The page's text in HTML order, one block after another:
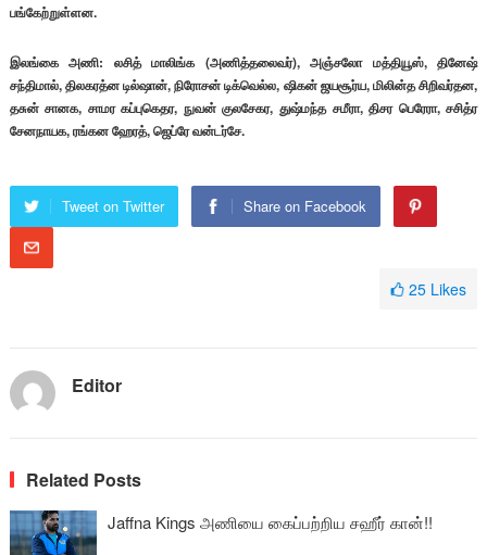
பங்கேற்றுள்ளன.
இலங்கை அணி: லசித் மாலிங்க (அணித்தலைவர்), அஞ்சலோ மத்தியூஸ், தினேஷ்
சந்திமால், திலகரத்ன டில்ஷான், நிரோசன் டிக்வெல்ல, ஷிகன் ஜயசூர்ய, மிலின்த சிறிவர்தன,
தசுன் சானக, சாமர கப்புகெதர, நுவன் குலசேகர, துஷ்மந்த சமீரா, திசர பெரேரா, சசித்ர
சேனநாயக, ரங்கன ஹேரத், ஜெப்ரே வன்டர்சே.
Tweet on Twitter Share on Facebook
25 Likes
Editor
Related Posts
Jaffna Kings அணியை கைப்பற்றிய சஹீர் கான்!!